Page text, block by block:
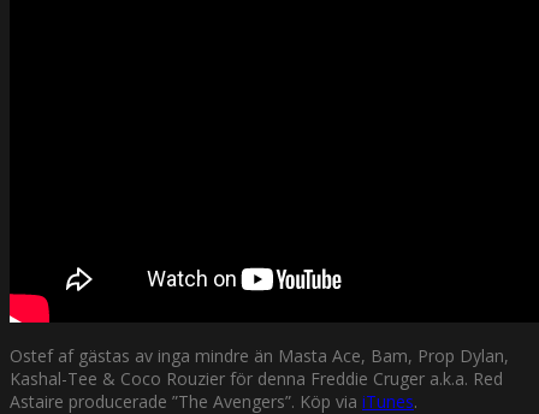
Ostef af gästas av inga mindre än Masta Ace, Bam, Prop Dylan,
Kashal-Tee & Coco Rouzier för denna Freddie Cruger a.k.a. Red
Astaire producerade ”The Avengers”. Köp via iTunes.